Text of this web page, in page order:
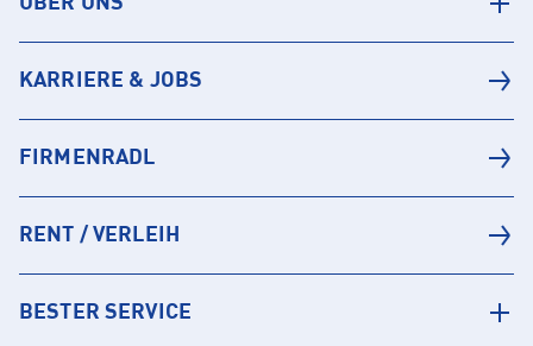
KARRIERE & JOBS
FIRMENRADL
RENT / VERLEIH
BESTER SERVICE